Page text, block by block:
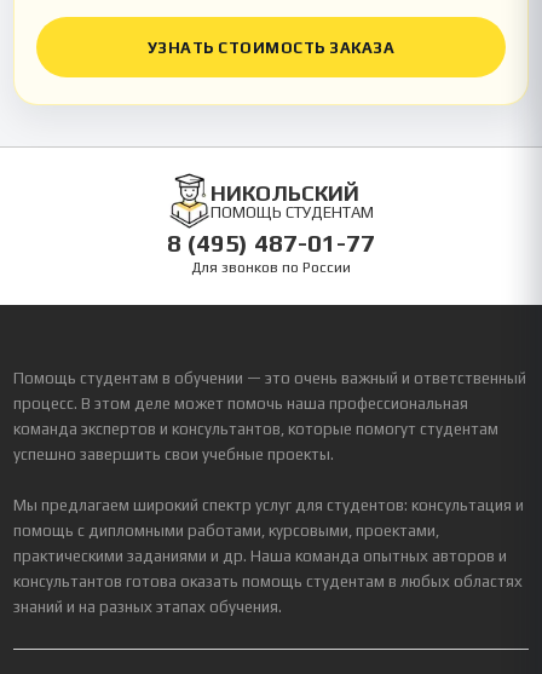
УЗНАТЬ СТОИМОСТЬ ЗАКАЗА
НИКОЛЬСКИЙ
ПОМОЩЬ СТУДЕНТАМ
8 (495) 487-01-77
Для звонков по России
Помощь студентам в обучении — это очень важный и ответственный
процесс. В этом деле может помочь наша профессиональная
команда экспертов и консультантов, которые помогут студентам
успешно завершить свои учебные проекты.
Мы предлагаем широкий спектр услуг для студентов: консультация и
помощь с дипломными работами, курсовыми, проектами,
практическими заданиями и др. Наша команда опытных авторов и
консультантов готова оказать помощь студентам в любых областях
знаний и на разных этапах обучения.